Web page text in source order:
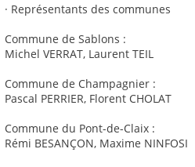
· Représentants des communes
Commune de Sablons :
Michel VERRAT, Laurent TEIL
Commune de Champagnier :
Pascal PERRIER, Florent CHOLAT
Commune du Pont-de-Claix :
Rémi BESANÇON, Maxime NINFOSI